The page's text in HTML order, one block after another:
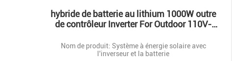
hybride de batterie au lithium 1000W outre
de contrôleur Inverter For Outdoor 110V-
Nom de produit: Système à énergie solaire avec
l'inverseur et la batterie